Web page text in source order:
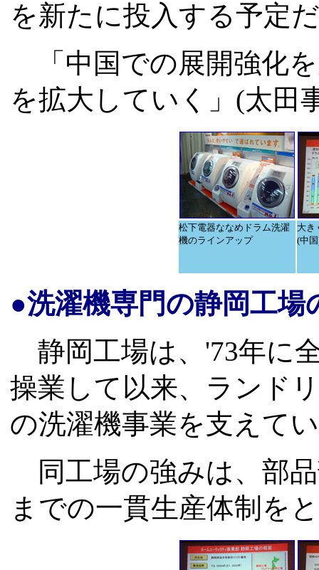
を新たに投入する予定
「中国での展開強化
を拡大していく」(太田
松下電器ななめドラム洗濯
機のラインアップ
大き
(中
●洗濯機専門の静岡工
静岡工場は、'73年に
操業して以来、ランド
の洗濯機事業を支えて
同工場の強みは、部
までの一貫生産体制を